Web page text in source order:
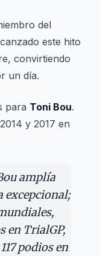
del
este hito
convirtiendo
un día.
para Toni Bou.
y 2017 en
amplía
excepcional;
en TrialGP,
podios en